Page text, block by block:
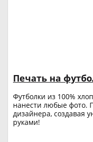
Печать на
Футболки из 100%
нанести любые фото.
дизайнера, создавая
руками!